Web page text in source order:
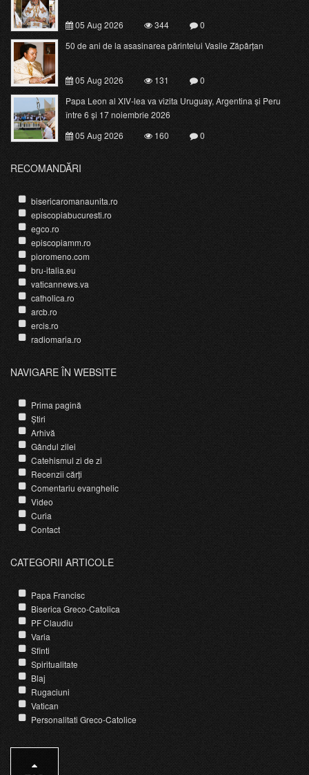
05 Aug 2026 344
0
50 de ani de la asasinarea părintelui Vasile Zăpârțan
05 Aug 2026 131
0
Papa Leon al XIV-lea va vizita Uruguay, Argentina și Peru
între 6 și 17 noiembrie 2026
05 Aug 2026
160 0
RECOMANDĂRI
bisericaromanaunita.ro
episcopiabucuresti.ro
egco.ro
episcopiamm.ro
pioromeno.com
bru-italia.eu
vaticannews.va
catholica.ro
arcb.ro
ercis.ro
radiomaria.ro
NAVIGARE ÎN WEBSITE
Prima pagină
Știri
Arhivă
Gândul zilei
Catehismul zi de zi
Recenzii cărți
Comentariu evanghelic
Video
Curia
Contact
CATEGORII ARTICOLE
Papa Francisc
Biserica Greco-Catolica
PF Claudiu
Varia
Sfinti
Spiritualitate
Blaj
Rugaciuni
Vatican
Personalitati Greco-Catolice